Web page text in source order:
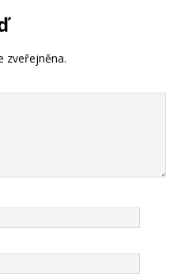
zveřejněna.